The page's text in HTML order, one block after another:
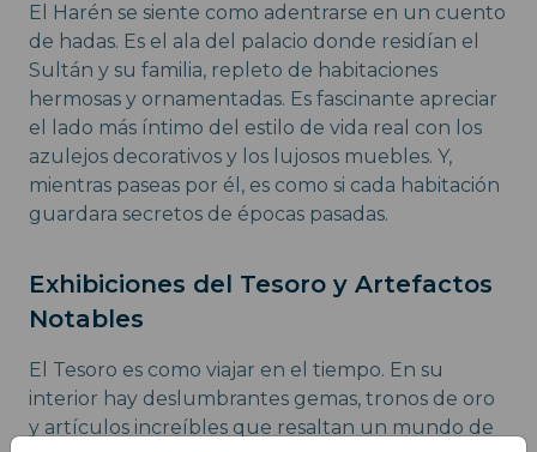
El Harén se siente como adentrarse en un cuento
de hadas. Es el ala del palacio donde residían el
Sultán y su familia, repleto de habitaciones
hermosas y ornamentadas. Es fascinante apreciar
el lado más íntimo del estilo de vida real con los
azulejos decorativos y los lujosos muebles. Y,
mientras paseas por él, es como si cada habitación
guardara secretos de épocas pasadas.
Exhibiciones del Tesoro y Artefactos
Notables
El Tesoro es como viajar en el tiempo. En su
interior hay deslumbrantes gemas, tronos de oro
y artículos increíbles que resaltan un mundo de